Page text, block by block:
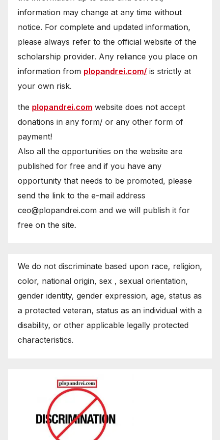
information may change at any time without
notice. For complete and updated information,
please always refer to the official website of the
scholarship provider. Any reliance you place on
information from plopandrei.com/ is strictly at
your own risk.
the plopandrei.com website does not accept
donations in any form/ or any other form of
payment!
Also all the opportunities on the website are
published for free and if you have any
opportunity that needs to be promoted, please
send the link to the e-mail address
ceo@plopandrei.com and we will publish it for
free on the site.
We do not discriminate based upon race, religion,
color, national origin, sex , sexual orientation,
gender identity, gender expression, age, status as
a protected veteran, status as an individual with a
disability, or other applicable legally protected
characteristics.